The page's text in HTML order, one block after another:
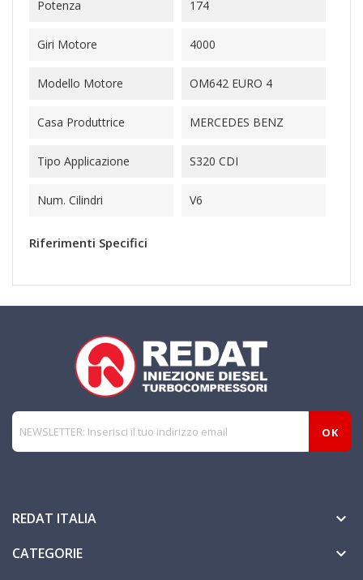
Potenza 174
Giri Motore 4000
Modello Motore OM642 EURO 4
Casa Produttrice MERCEDES BENZ
Tipo Applicazione S320 CDI
Num. Cilindri V6
Riferimenti Specifici
REDAT ITALIA 
CATEGORIE 